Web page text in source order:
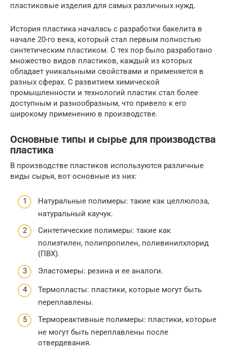
пластиковые изделия для самых различных нужд.
История пластика началась с разработки бакелита в
начале 20-го века, который стал первым полностью
синтетическим пластиком. С тех пор было разработано
множество видов пластиков, каждый из которых
обладает уникальными свойствами и применяется в
разных сферах. С развитием химической
промышленности и технологий пластик стал более
доступным и разнообразным, что привело к его
широкому применению в производстве.
Основные типы и сырье для производства
пластика
В производстве пластиков используются различные
виды сырья, вот основные из них:
Натуральные полимеры: такие как целлюлоза,
натуральный каучук.
Синтетические полимеры: такие как
полиэтилен, полипропилен, поливинилхлорид
(ПВХ).
Эластомеры: резина и ее аналоги.
Термопласты: пластики, которые могут быть
переплавлены.
Термореактивные полимеры: пластики, которые
не могут быть переплавлены после
отвердевания.